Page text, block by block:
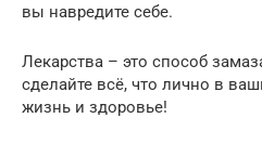
вы навредите себе.
Лекарства – это способ
сделайте всё, что лично в
жизнь и здоровье!